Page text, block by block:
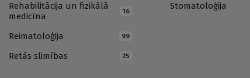
Rehabilitācija un fizikālā
medicīna
16
Reimatoloģija 99
Retās slimības 25
Stomatoloģija